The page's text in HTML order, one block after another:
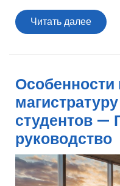
Читать далееЧитать
далее
Особенности
студентов —
руководство